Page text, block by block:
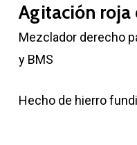
Agitación roja
Mezclador derecho
y BMS
Hecho de hierro